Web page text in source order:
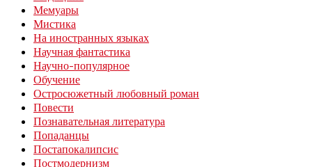
Мемуары
Мистика
На иностранных языках
Научная фантастика
Научно-популярное
Обучение
Остросюжетный любовный роман
Повести
Познавательная литература
Попаданцы
Постапокалипсис
Постмодернизм